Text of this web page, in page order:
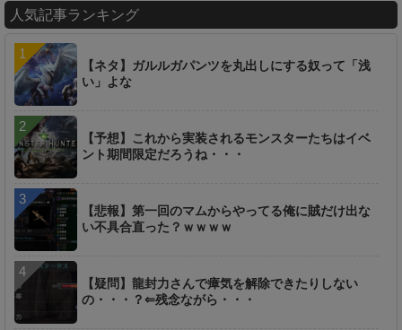
u
e
人気記事ランキング
【ネタ】ガルルガパンツを丸出しにする奴って「浅
い」よな
【予想】これから実装されるモンスターたちはイベ
ント期間限定だろうね・・・
【悲報】第一回のマムからやってる俺に賊だけ出な
い不具合直った？ｗｗｗｗ
【疑問】龍封力さんで瘴気を解除できたりしない
の・・・？⇐残念ながら・・・